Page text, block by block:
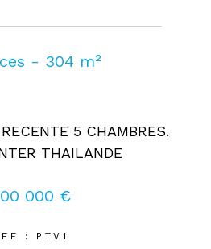
- 304 m²
5 CHAMBRES.
THAILANDE
000 €
: PTV1